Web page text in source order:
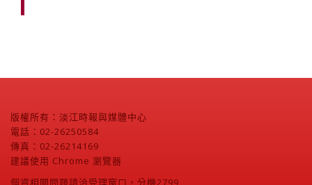
版權所有：淡江時報與媒體中心
電話：02-26250584
傳真：02-26214169
建議使用 Chrome 瀏覽器
個資相關問題請洽受理窗口，分機2799